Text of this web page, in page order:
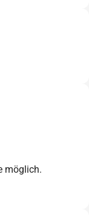
möglich.